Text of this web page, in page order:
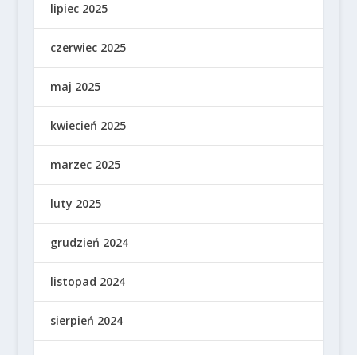
lipiec 2025
czerwiec 2025
maj 2025
kwiecień 2025
marzec 2025
luty 2025
grudzień 2024
listopad 2024
sierpień 2024